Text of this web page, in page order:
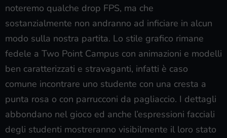
noteremo qualche drop FPS, ma che
sostanzialmente non andranno ad inficiare in alcun
modo sulla nostra partita. Lo stile grafico rimane
fedele a Two Point Campus con animazioni e modelli
ben caratterizzati e stravaganti, infatti è caso
comune incontrare uno studente con una cresta a
punta rosa o con parrucconi da pagliaccio. I dettagli
abbondano nel gioco ed anche l’espressioni facciali
degli studenti mostreranno visibilmente il loro stato